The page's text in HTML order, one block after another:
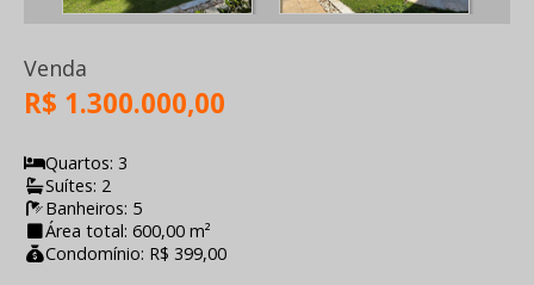
Venda
R$ 1.300.000,00
Quartos: 3
Suítes: 2
Banheiros: 5
Área total: 600,00 m²
Condomínio: R$ 399,00